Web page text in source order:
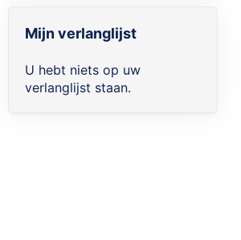
Mijn verlanglijst
U hebt niets op uw
verlanglijst staan.